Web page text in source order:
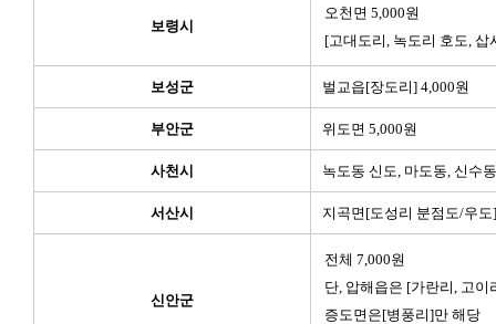
보령시
오천면 5,000원
[고대도리, 녹도리 호도,
보성군 벌교읍[장도리] 4,000원
부안군 위도면 5,000원
사천시 녹도동 신도, 마도동, 신수
서산시 지곡면[도성리 분점도/우도
신안군
전체 7,000원
단, 압해읍은 [가란리, 고이
증도면은[병풍리]만 해당